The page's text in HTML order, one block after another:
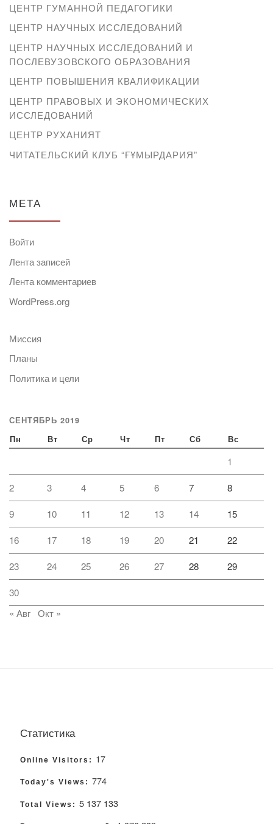
ЦЕНТР ГУМАННОЙ ПЕДАГОГИКИ
ЦЕНТР НАУЧНЫХ ИССЛЕДОВАНИЙ
ЦЕНТР НАУЧНЫХ ИССЛЕДОВАНИЙ И
ПОСЛЕВУЗОВСКОГО ОБРАЗОВАНИЯ
ЦЕНТР ПОВЫШЕНИЯ КВАЛИФИКАЦИИ
ЦЕНТР ПРАВОВЫХ И ЭКОНОМИЧЕСКИХ
ИССЛЕДОВАНИЙ
ЦЕНТР РУХАНИЯТ
ЧИТАТЕЛЬСКИЙ КЛУБ “ҒҰМЫРДАРИЯ”
МЕТА
Войти
Лента записей
Лента комментариев
WordPress.org
Миссия
Планы
Политика и цели
СЕНТЯБРЬ 2019
Пн Вт Ср Чт Пт Сб Вс
1
2 3 4 5 6 7 8
9 10 11 12 13 14 15
16 17 18 19 20 21 22
23 24 25 26 27 28 29
30
« Авг Окт »
Статистика
Online Visitors: 17
Today's Views: 774
Total Views: 5 137 133